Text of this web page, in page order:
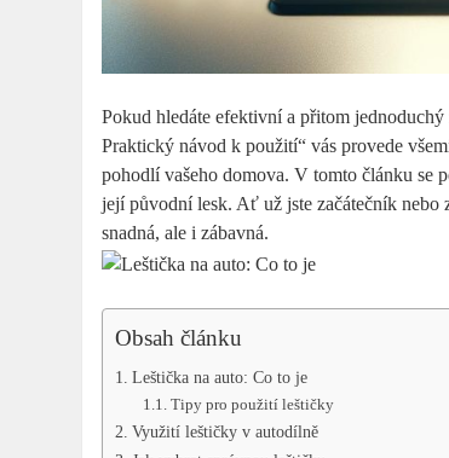
Pokud hledáte efektivní a přitom
Praktický návod k použití“ vás provede
pohodlí vašeho domova. V tomto článku se
její původní lesk. Ať už jste začátečník nebo
snadná, ale i zábavná.
Obsah článku
Leštička na auto: Co to je
Tipy pro použití leštičky
Využití leštičky v autodílně